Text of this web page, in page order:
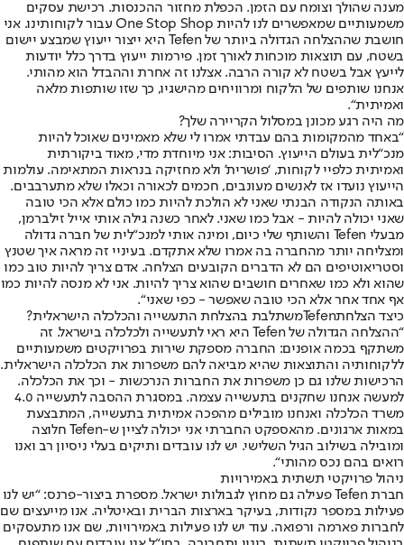
מענה שהולך וצומח עם הזמן. הכפלת מחזור ההכנסות. רכישת עסקים
משמעותיים שמאפשרים לנו להיות One Stop Shop עבור לקוחותינו. אני
חושבת שההצלחה הגדולה ביותר של Tefen היא ייצור ייעוץ שמבצע יישום
בשטח, עם תוצאות מוכחות לאורך זמן. פירמות ייעוץ בדרך כלל יודעות
לייעץ אבל בשטח לא קורה הרבה. אצלנו זה אחרת וההבדל הוא מהותי.
אנחנו שותפים של הלקוח ומרוויחים מהישגיו, כך שזו שותפות מלאה
ואמיתית“.
מה היה רגע מכונן במסלול הקריירה שלך?
“באחד מהמקומות בהם עבדתי אמרו לי שלא מאמינים שאוכל להיות
מנכ“לית בעולם הייעוץ. הסיבות: אני מיוחדת מדי, מאוד ביקורתית
ואמיתית כלפיי לקוחות, ‘פושרית’ ולא מחזיקה בנראות המתאימה. עולמות
הייעוץ נועדו אז לאנשים מעונבים, חכמים לכאורה וכאלו שלא מתערבבים.
באותה הנקודה הבנתי שאני לא הולכת להיות כמו כולם אלא הכי טובה
שאני יכולה להיות - אבל כמו שאני. לאחר כשנה גילה אותי אייל זילברמן,
מבעלי Tefen והשותף שלי כיום, ומינה אותי למנכ“לית של חברה גדולה
ומצליחה יותר מהחברה בה אמרו שלא אתקדם. בעיניי זה מראה איך שטנץ
וסטריאוטיפים הם לא הדברים הקובעים הצלחה. אדם צריך להיות טוב כמו
שהוא ולא כמו שאחרים חושבים שהוא צריך להיות. אני לא מנסה להיות כמו
אף אחד אחר אלא הכי טובה שאפשר - כפי שאני“.
כיצד הצלחתTefenמשתלבת בהצלחת התעשייה והכלכלה הישראלית?
“ההצלחה הגדולה של Tefen היא ראי לתעשייה ולכלכלה בישראל. זה
משתקף בכמה אופנים: החברה מספקת שירות בפרויקטים משמעותיים
ללקוחותיה והתוצאות שהיא מביאה להם משפרות את הכלכלה הישראלית.
הרכישות שלנו גם כן משפרות את החברות הנרכשות - וכך את הכלכלה.
למעשה אנחנו שחקנים בתעשייה עצמה. במסגרת ההסבה לתעשייה 4.0
משרד הכלכלה ואנחנו מובילים מהפכה אמיתית בתעשייה, המתבצעת
במאות ארגונים. מהאספקט החברתי אני יכולה לציין ש-Tefen חלוצה
ומובילה בשילוב הגיל השלישי. יש לנו עובדים ותיקים בעלי ניסיון רב ואנו
רואים בהם נכס מהותי“.
ניהול פרויקטי תשתית באמירויות
חברת Tefen פעילה גם מחוץ לגבולות ישראל. מספרת ביצור-פרנס: “יש לנו
פעילות במספר נקודות, בעיקר בארצות הברית ובאיטליה. אנו מייעצים שם
לחברות פארמה ורפואה. עוד יש לנו פעילות באמירויות, שם אנו מתעסקים